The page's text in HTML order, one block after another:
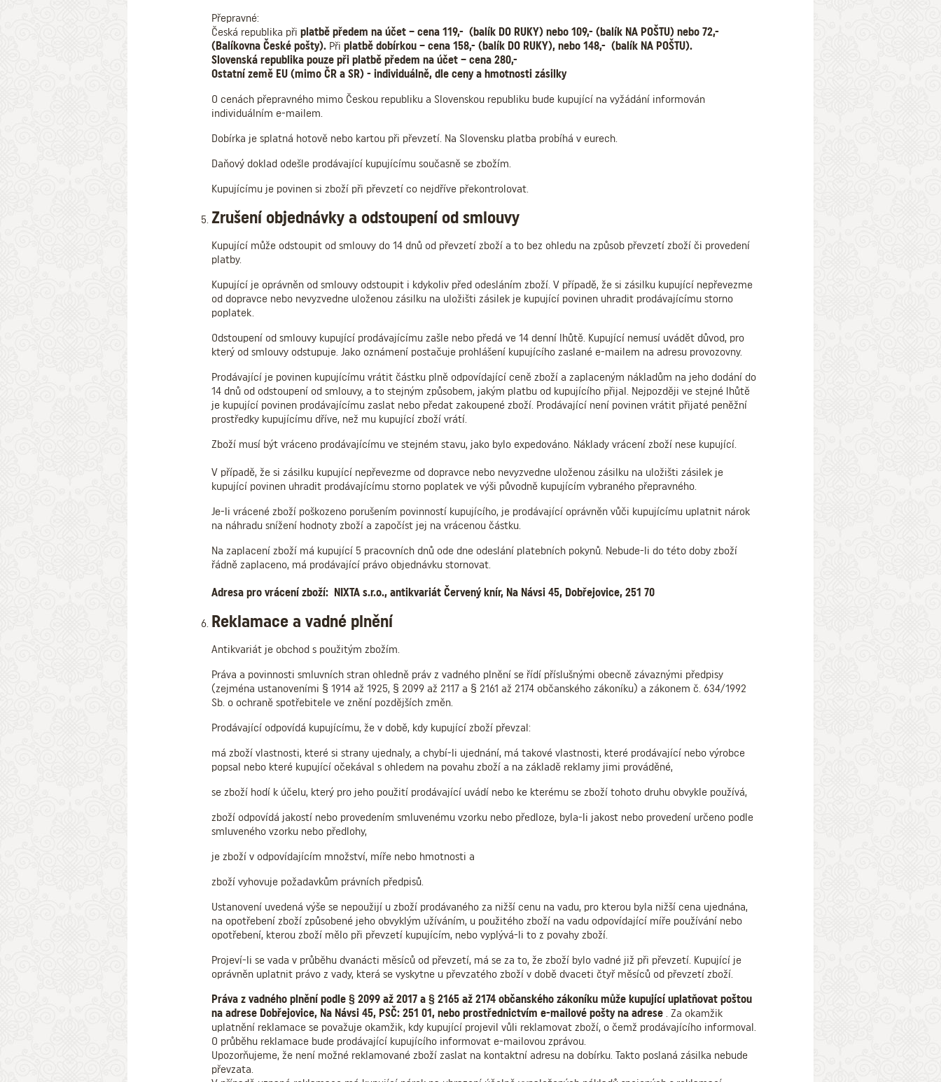
Přepravné:
Česká republika při platbě předem na účet – cena 119,- (balík DO RUKY) nebo 109,- (balík NA POŠTU) nebo 72,-
(Balíkovna České pošty).Při platbě dobírkou – cena 158,- (balík DO RUKY), nebo 148,- (balík NA POŠTU).
Slovenská republika pouze při platbě předem na účet – cena 280,-
Ostatní země EU (mimo ČR a SR) - individuálně, dle ceny a hmotnosti zásilky
O cenách přepravného mimo Českou republiku a Slovenskou republiku bude kupující na vyžádání informován
individuálním e-mailem.
Dobírka je splatná hotově nebo kartou při převzetí. Na Slovensku platba probíhá v eurech.
Daňový doklad odešle prodávající kupujícímu současně se zbožím.
Kupujícímu je povinen si zboží při převzetí co nejdříve překontrolovat.
Zrušení objednávky a odstoupení od smlouvy
Kupující může odstoupit od smlouvy do 14 dnů od převzetí zboží a to bez ohledu na způsob převzetí zboží či provedení
platby.
Kupující je oprávněn od smlouvy odstoupit i kdykoliv před odesláním zboží. V případě, že si zásilku kupující nepřevezme
od dopravce nebo nevyzvedne uloženou zásilku na uložišti zásilek je kupující povinen uhradit prodávajícímu storno
poplatek.
Odstoupení od smlouvy kupující prodávajícímu zašle nebo předá ve 14 denní lhůtě. Kupující nemusí uvádět důvod, pro
který od smlouvy odstupuje. Jako oznámení postačuje prohlášení kupujícího zaslané e-mailem na adresu provozovny.
Prodávající je povinen kupujícímu vrátit částku plně odpovídající ceně zboží a zaplaceným nákladům na jeho dodání do
14 dnů od odstoupení od smlouvy, a to stejným způsobem, jakým platbu od kupujícího přijal. Nejpozději ve stejné lhůtě
je kupující povinen prodávajícímu zaslat nebo předat zakoupené zboží. Prodávající není povinen vrátit přijaté peněžní
prostředky kupujícímu dříve, než mu kupující zboží vrátí.
Zboží musí být vráceno prodávajícímu ve stejném stavu, jako bylo expedováno. Náklady vrácení zboží nese kupující.
V případě, že si zásilku kupující nepřevezme od dopravce nebo nevyzvedne uloženou zásilku na uložišti zásilek je
kupující povinen uhradit prodávajícímu storno poplatek ve výši původně kupujícím vybraného přepravného.
Je-li vrácené zboží poškozeno porušením povinností kupujícího, je prodávající oprávněn vůči kupujícímu uplatnit nárok
na náhradu snížení hodnoty zboží a započíst jej na vrácenou částku.
Na zaplacení zboží má kupující 5 pracovních dnů ode dne odeslání platebních pokynů. Nebude-li do této doby zboží
řádně zaplaceno, má prodávající právo objednávku stornovat.
Adresa pro vrácení zboží: NIXTA s.r.o., antikvariát Červený knír, Na Návsi 45, Dobřejovice, 251 70
Reklamace a vadné plnění
Antikvariát je obchod s použitým zbožím.
Práva a povinnosti smluvních stran ohledně práv z vadného plnění se řídí příslušnými obecně závaznými předpisy
(zejména ustanoveními § 1914 až 1925, § 2099 až 2117 a § 2161 až 2174 občanského zákoníku) a zákonem č. 634/1992
Sb. o ochraně spotřebitele ve znění pozdějších změn.
Prodávající odpovídá kupujícímu, že v době, kdy kupující zboží převzal:
má zboží vlastnosti, které si strany ujednaly, a chybí-li ujednání, má takové vlastnosti, které prodávající nebo výrobce
popsal nebo které kupující očekával s ohledem na povahu zboží a na základě reklamy jimi prováděné,
se zboží hodí k účelu, který pro jeho použití prodávající uvádí nebo ke kterému se zboží tohoto druhu obvykle používá,
zboží odpovídá jakostí nebo provedením smluvenému vzorku nebo předloze, byla-li jakost nebo provedení určeno podle
smluveného vzorku nebo předlohy,
je zboží v odpovídajícím množství, míře nebo hmotnosti a
zboží vyhovuje požadavkům právních předpisů.
Ustanovení uvedená výše se nepoužijí u zboží prodávaného za nižší cenu na vadu, pro kterou byla nižší cena ujednána,
na opotřebení zboží způsobené jeho obvyklým užíváním, u použitého zboží na vadu odpovídající míře používání nebo
opotřebení, kterou zboží mělo při převzetí kupujícím, nebo vyplývá-li to z povahy zboží.
Projeví-li se vada v průběhu dvanácti měsíců od převzetí, má se za to, že zboží bylo vadné již při převzetí. Kupující je
oprávněn uplatnit právo z vady, která se vyskytne u převzatého zboží v době dvaceti čtyř měsíců od převzetí zboží.
Práva z vadného plnění podle § 2099 až 2017 a § 2165 až 2174 občanského zákoníku může kupující uplatňovat poštou
na adrese Dobřejovice, Na Návsi 45, PSČ: 251 01, nebo prostřednictvím e-mailové pošty na adrese . Za okamžik
uplatnění reklamace se považuje okamžik, kdy kupující projevil vůli reklamovat zboží, o čemž prodávajícího informoval.
O průběhu reklamace bude prodávající kupujícího informovat e-mailovou zprávou.
Upozorňujeme, že není možné reklamované zboží zaslat na kontaktní adresu na dobírku. Takto poslaná zásilka nebude
převzata.